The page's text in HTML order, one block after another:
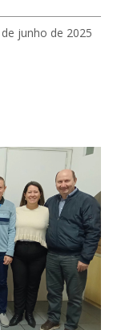
junho de 2025